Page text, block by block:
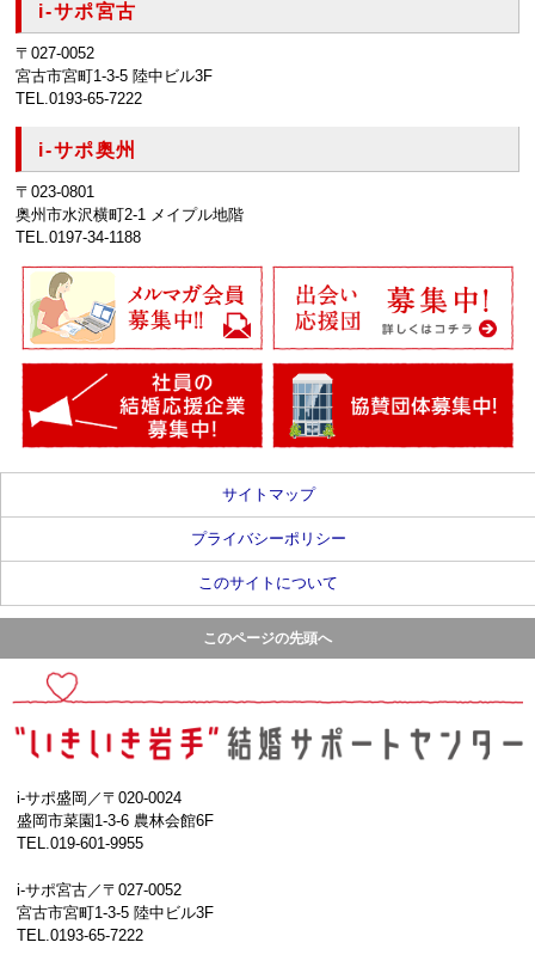
i-サポ宮古
〒027-0052
宮古市宮町1-3-5 陸中ビル3F
TEL.0193-65-7222
i-サポ奥州
〒023-0801
奥州市水沢横町2-1 メイプル地階
TEL.0197-34-1188
サイトマップ
プライバシーポリシー
このサイトについて
このページの先頭へ
i-サポ盛岡／〒020-0024
盛岡市菜園1-3-6 農林会館6F
TEL.019-601-9955
i-サポ宮古／〒027-0052
宮古市宮町1-3-5 陸中ビル3F
TEL.0193-65-7222